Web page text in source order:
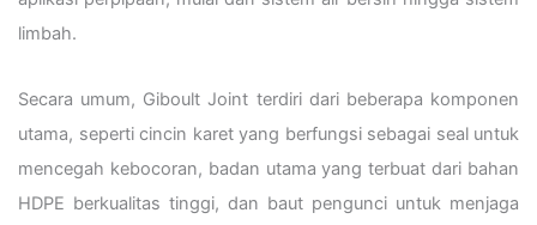
limbah.
Secara umum, Giboult Joint terdiri dari beberapa komponen
utama, seperti cincin karet yang berfungsi sebagai seal untuk
mencegah kebocoran, badan utama yang terbuat dari bahan
HDPE berkualitas tinggi, dan baut pengunci untuk menjaga